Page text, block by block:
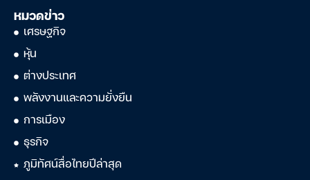
หมวดข่าว
เศรษฐกิจ
หุ้น
ต่างประเทศ
พลังงานและความยั่งยืน
การเมือง
ธุรกิจ
ภูมิทัศน์สื่อไทยปีล่าสุด